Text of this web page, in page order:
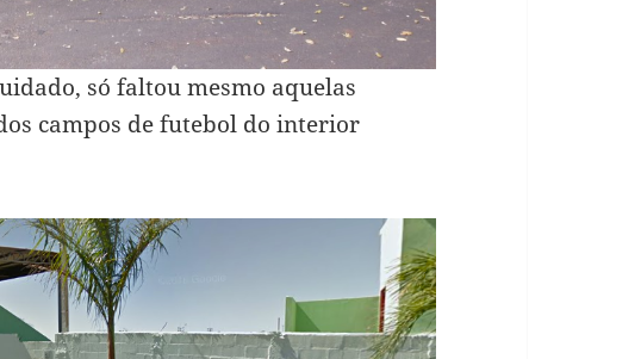
só faltou mesmo aquelas
campos de futebol do interior